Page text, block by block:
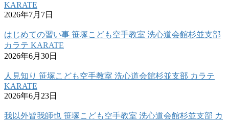
KARATE
2026年7月7日
はじめての習い事 笹塚こども空手教室 洗心道会館杉並支部
カラテ KARATE
2026年6月30日
人見知り 笹塚こども空手教室 洗心道会館杉並支部 カラテ
KARATE
2026年6月23日
我以外皆我師也 笹塚こども空手教室 洗心道会館杉並支部 カ